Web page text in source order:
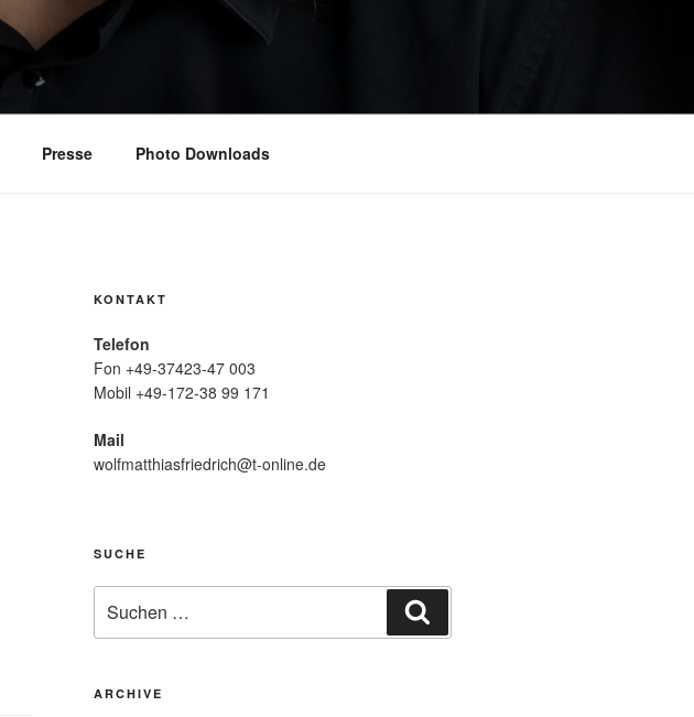
Presse Photo Downloads
KONTAKT
Telefon
Fon +49-37423-47 003
Mobil +49-172-38 99 171
Mail
wolfmatthiasfriedrich@t-online.de
SUCHE
nach:
ARCHIVE